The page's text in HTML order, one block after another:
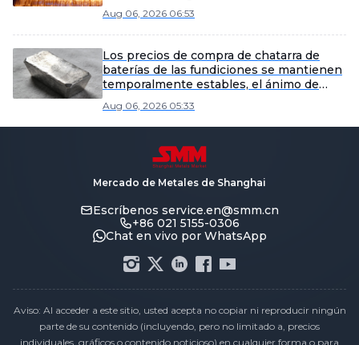
Aug 06, 2026 06:53
Los precios de compra de chatarra de
baterías de las fundiciones se mantienen
temporalmente estables, el ánimo de
Aug 06, 2026 05:33
Mercado de Metales de Shanghai
Escríbenos service.en@smm.cn
+86 021 5155-0306
Chat en vivo por WhatsApp
Aviso: Al acceder a este sitio, usted acepta no copiar ni reproducir ningún
parte de su contenido (incluyendo, pero no limitado a, precios
individuales, gráficos o contenido noticioso) en cualquier forma o para